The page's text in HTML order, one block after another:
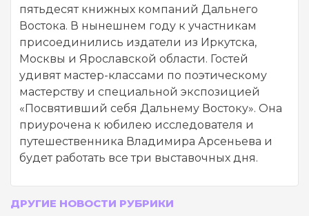
пятьдесят книжных компаний Дальнего
Востока. В нынешнем году к участникам
присоединились издатели из Иркутска,
Москвы и Ярославской области. Гостей
удивят мастер-классами по поэтическому
мастерству и специальной экспозицией
«Посвятивший себя Дальнему Востоку». Она
приурочена к юбилею исследователя и
путешественника Владимира Арсеньева и
будет работать все три выставочных дня.
ДРУГИЕ НОВОСТИ РУБРИКИ